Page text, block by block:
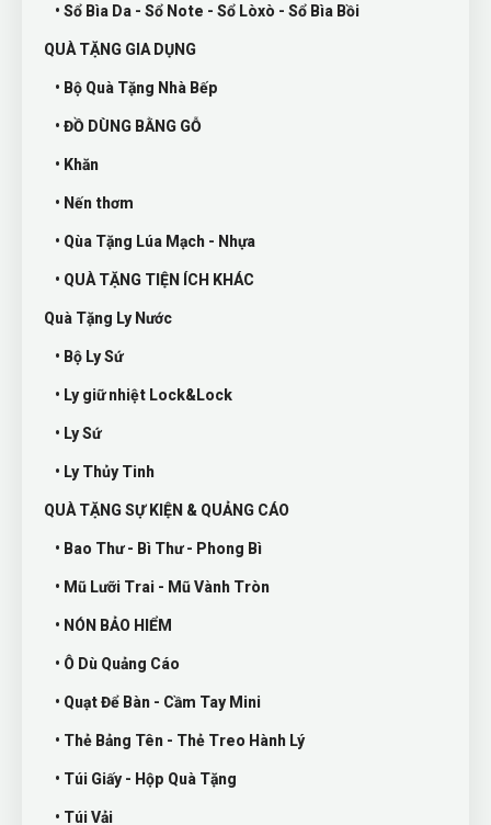
• Sổ Bìa Da - Sổ Note - Sổ Lòxò - Sổ Bìa Bồi
QUÀ TẶNG GIA DỤNG
• Bộ Quà Tặng Nhà Bếp
• ĐỒ DÙNG BẰNG GỖ
• Khăn
• Nến thơm
• Qùa Tặng Lúa Mạch - Nhựa
• QUÀ TẶNG TIỆN ÍCH KHÁC
Quà Tặng Ly Nước
• Bộ Ly Sứ
• Ly giữ nhiệt Lock&Lock
• Ly Sứ
• Ly Thủy Tinh
QUÀ TẶNG SỰ KIỆN & QUẢNG CÁO
• Bao Thư - Bì Thư - Phong Bì
• Mũ Lưỡi Trai - Mũ Vành Tròn
• NÓN BẢO HIỂM
• Ô Dù Quảng Cáo
• Quạt Để Bàn - Cầm Tay Mini
• Thẻ Bảng Tên - Thẻ Treo Hành Lý
• Túi Giấy - Hộp Quà Tặng
• Túi Vải